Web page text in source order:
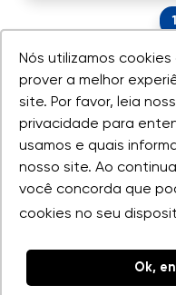
Nós utilizamos
prover a melhor
site. Por favor, leia
privacidade para
usamos e quais
nosso site. Ao
você concorda que
cookies no seu
Ok,
Nós utilizamos
prover a melhor
site. Por favor, leia
privacidade para
usamos e quais
nosso site. Ao
você concorda que
cookies no seu
Ok,
1
UNIVAP -
AV. SHISHIMA HIFUMI, 2911 -